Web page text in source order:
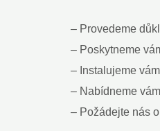
– Provedeme
– Poskytneme
– Instalujeme
– Nabídneme
– Požádejte nás